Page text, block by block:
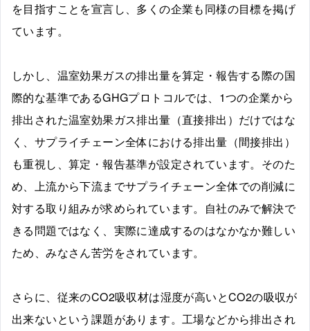
を目指すことを宣言し、多くの企業も同様の目標を掲げ
ています。
しかし、温室効果ガスの排出量を算定・報告する際の国
際的な基準であるGHGプロトコルでは、1つの企業から
排出された温室効果ガス排出量（直接排出）だけではな
く、サプライチェーン全体における排出量（間接排出）
も重視し、算定・報告基準が設定されています。そのた
め、上流から下流までサプライチェーン全体での削減に
対する取り組みが求められています。自社のみで解決で
きる問題ではなく、実際に達成するのはなかなか難しい
ため、みなさん苦労をされています。
さらに、従来のCO2吸収材は湿度が高いとCO2の吸収が
出来ないという課題があります。工場などから排出され